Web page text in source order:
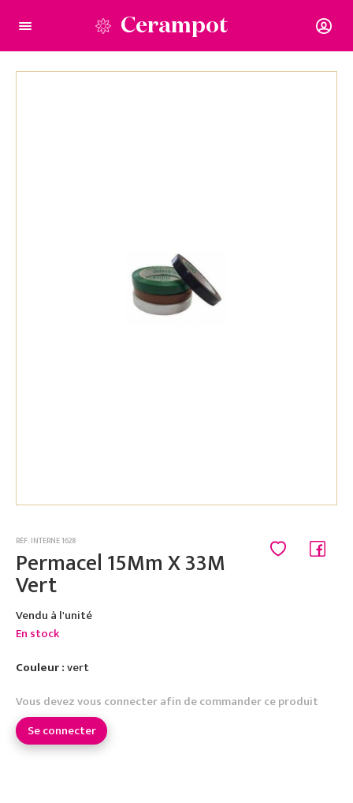
Cerampot
RÉF. INTERNE 1628
Permacel 15Mm X 33M
Vert
Vendu à l'unité
En stock
Couleur :vert
Vous devez vous connecter afin de commander ce produit
Se connecter